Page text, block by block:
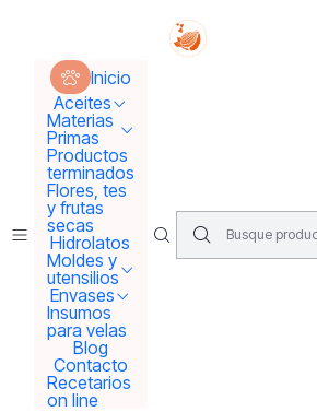
Inicio
Aceites
Materias
Primas
Productos
terminados
Flores, tes
y frutas
secas
Hidrolatos
Moldes y
utensilios
Envases
Insumos
para velas
Blog
Contacto
Recetarios
on line
Tus sueños se concretan
Molde silicona despedida de